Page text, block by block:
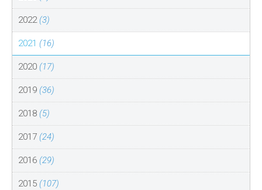
2022(3)
2021 (16)
2020 (17)
2019 (36)
2018 (5)
2017 (24)
2016 (29)
2015 (107)